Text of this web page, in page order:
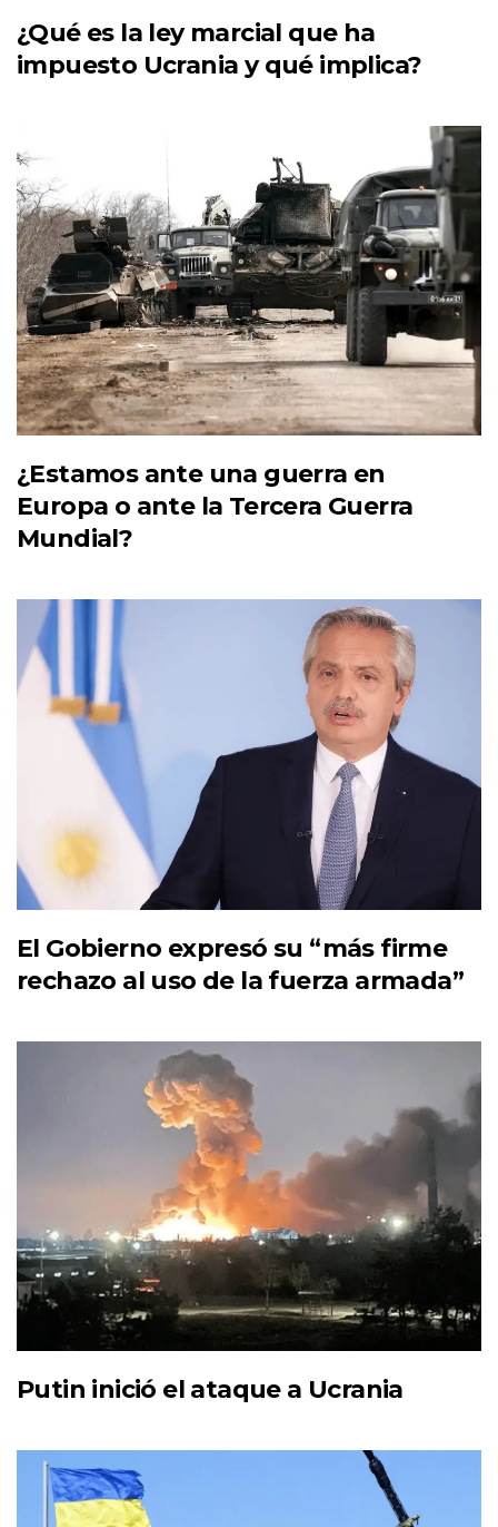
¿Qué es la ley marcial que ha
impuesto Ucrania y qué implica?
¿Estamos ante una guerra en
Europa o ante la Tercera Guerra
Mundial?
El Gobierno expresó su “más firme
rechazo al uso de la fuerza armada”
Putin inició el ataque a Ucrania